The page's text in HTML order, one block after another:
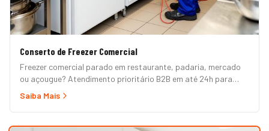
Conserto de Freezer Comercial
Freezer comercial parado em restaurante, padaria, mercado
ou açougue? Atendimento prioritário B2B em até 24h para
horizontal, vertical, expositor, ilha refrigerada e câmara fria.
Saiba Mais